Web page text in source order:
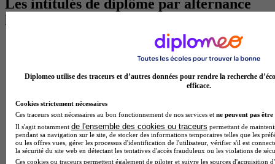
Les intitulés de diplôme par alternance
les plus recherchés
BTS Dietetique en alternance
BTS Pi en alternance
Master CCA en alternance
BTS Ndrc en alternance
BTS Sam en alternance
Cap Fleuriste en alternance
BTS Sio en alternance
MSc Marketing Digital en alternance
Diplomeo utilise des traceurs et d’autres données pour rendre la recherche
efficace.
Cookies strictement nécessaires
Ces traceurs sont nécessaires au bon fonctionnement de nos services et ne peuvent pas être
Il s'agit notamment de l'ensemble des cookies ou traceurs permettant de
pendant sa navigation sur le site, de stocker des informations temporaires telles que les
ou les offres vues, gérer les processus d'identification de l'utilisateur, vérifier s'il est
la sécurité du site web en détectant les tentatives d'accès frauduleux ou les violations de
Ces cookies ou traceurs permettent également de piloter et suivre les sources d'acquisition